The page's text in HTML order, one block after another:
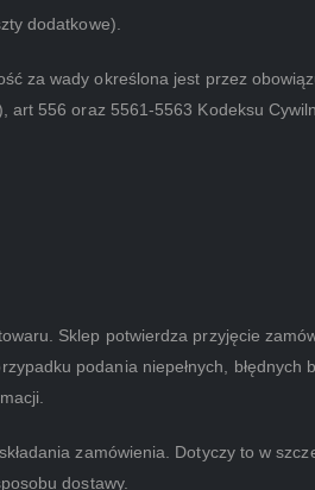
dodatkowe).
za wady określona jest przez
556 oraz 5561-5563 Kodeksu
Sklep potwierdza przyjęcie
podania niepełnych, błędnych
zamówienia. Dotyczy to w
dostawy.